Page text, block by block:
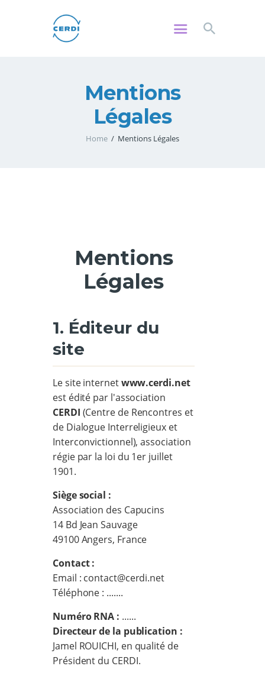
Mentions
Légales
Home Mentions Légales
RENCONTRES
CONFÉRENCES
Mentions
Légales
1. Éditeur du
site
Le site internetwww.cerdi.net
est édité par l'association
CERDI (Centre de Rencontres et
de Dialogue Interreligieux et
Interconvictionnel), association
régie par la loi du 1er juillet
1901.
Siège social :
Association des Capucins
14 Bd Jean Sauvage
49100 Angers, France
Contact :
Email : contact@cerdi.net
Téléphone : .......
Numéro RNA : ......
Directeur de la publication :
Jamel ROUICHI, en qualité de
Président du CERDI.